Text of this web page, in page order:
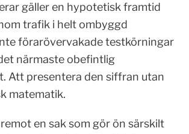
gäller en hypotetisk framtid
trafik i helt ombyggd
förarövervakade testkörningar
närmaste obefintlig
Att presentera den siffran utan
matematik.
en sak som gör ön särskilt